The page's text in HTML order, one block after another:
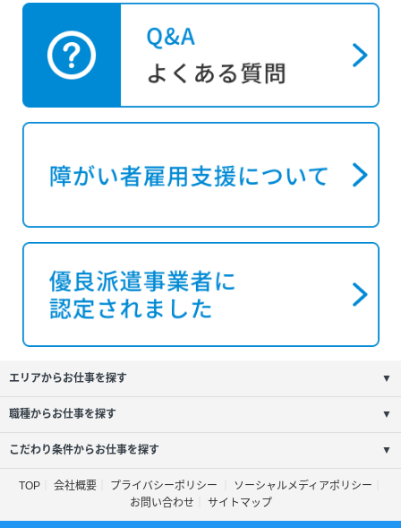
エリアからお仕事を探す ▼
職種からお仕事を探す ▼
こだわり条件からお仕事を探す ▼
TOP 会社概要 プライバシーポリシー
ソーシャルメディアポリシー
お問い合わせ
サイトマップ